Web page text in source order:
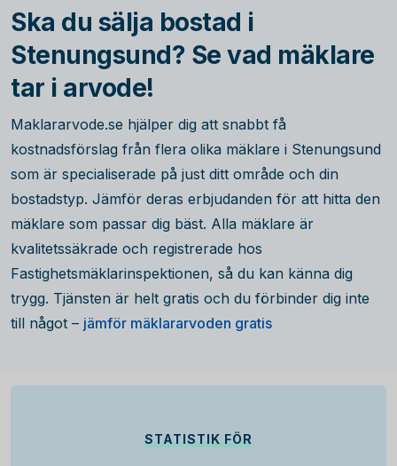
Ska du sälja bostad i
Stenungsund? Se vad mäklare
tar i arvode!
Maklararvode.se hjälper dig att snabbt få
kostnadsförslag från flera olika mäklare i Stenungsund
som är specialiserade på just ditt område och din
bostadstyp. Jämför deras erbjudanden för att hitta den
mäklare som passar dig bäst. Alla mäklare är
kvalitetssäkrade och registrerade hos
Fastighetsmäklarinspektionen, så du kan känna dig
trygg. Tjänsten är helt gratis och du förbinder dig inte
till något – jämför mäklararvoden gratis
STATISTIK FÖR